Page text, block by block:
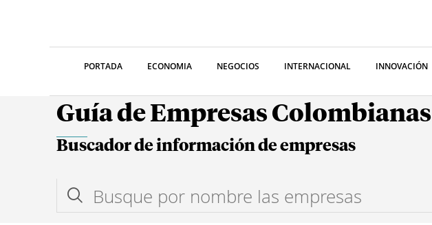
PORTADA ECONOMIA NEGOCIOS INTERNACIONAL INNOVACIÓN
Guía de Empresas Colombianas
Buscador de información de empresas